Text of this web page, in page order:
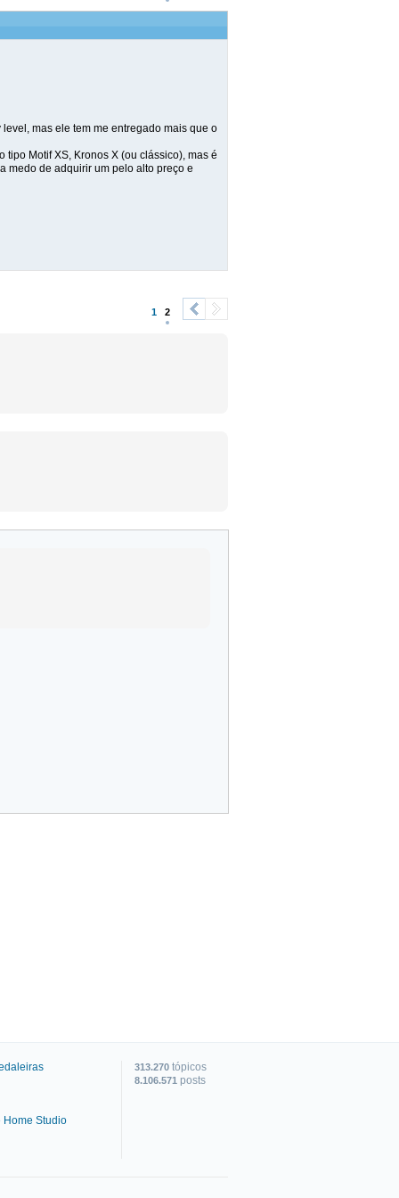
mas ele tem me entregado mais que o
Motif XS, Kronos X (ou clássico), mas é
medo de adquirir um pelo alto preço e
1 2
Home Studio
313.270 tópicos
8.106.571 posts